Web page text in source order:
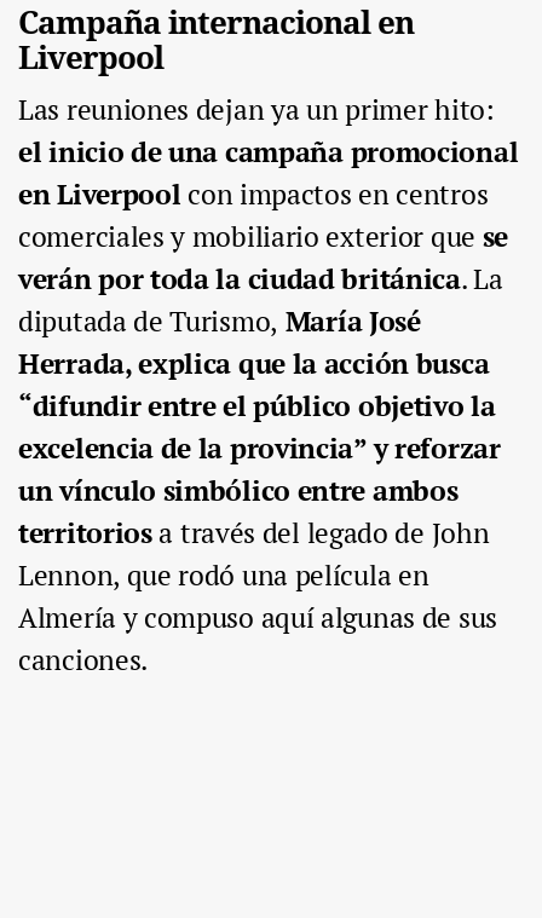
Campaña internacional en
Liverpool
Las reuniones dejan ya un primer hito:
el inicio de una campaña promocional
en Liverpool con impactos en centros
comerciales y mobiliario exterior que se
verán por toda la ciudad británica. La
diputada de Turismo, María José
Herrada, explica que la acción busca
“difundir entre el público objetivo la
excelencia de la provincia” y reforzar
un vínculo simbólico entre ambos
territoriosa través del legado de John
Lennon, que rodó una película en
Almería y compuso aquí algunas de sus
canciones.